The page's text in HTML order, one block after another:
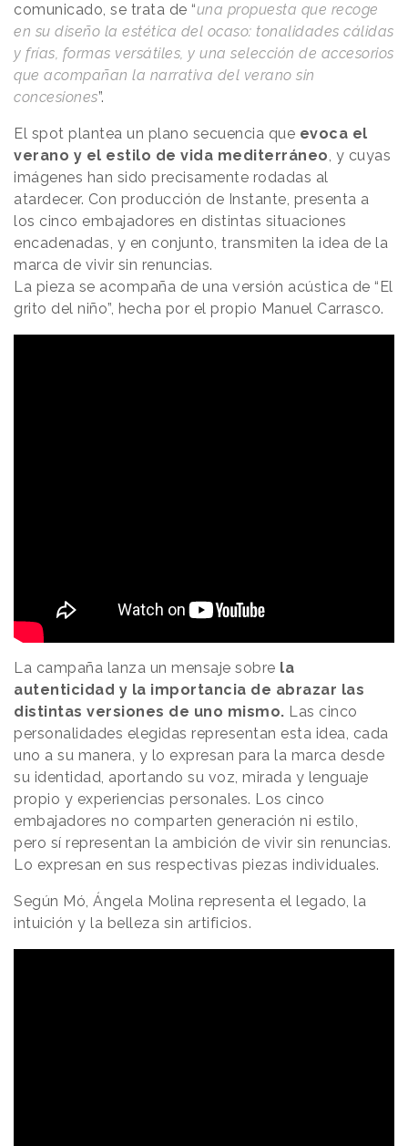
comunicado, se trata de “una propuesta que recoge
en su diseño la estética del ocaso: tonalidades cálidas
y frías, formas versátiles, y una selección de accesorios
que acompañan la narrativa del verano sin
concesiones”.
El spot plantea un plano secuencia que evoca el
verano y el estilo de vida mediterráneo, y cuyas
imágenes han sido precisamente rodadas al
atardecer. Con producción de Instante, presenta a
los cinco embajadores en distintas situaciones
encadenadas, y en conjunto, transmiten la idea de la
marca de vivir sin renuncias.
La pieza se acompaña de una versión acústica de “El
grito del niño”, hecha por el propio Manuel Carrasco.
La campaña lanza un mensaje sobre la
autenticidad y la importancia de abrazar las
distintas versiones de uno mismo. Las cinco
personalidades elegidas representan esta idea, cada
uno a su manera, y lo expresan para la marca desde
su identidad, aportando su voz, mirada y lenguaje
propio y experiencias personales. Los cinco
embajadores no comparten generación ni estilo,
pero sí representan la ambición de vivir sin renuncias.
Lo expresan en sus respectivas piezas individuales.
Según Mó, Ángela Molina representa el legado, la
intuición y la belleza sin artificios.